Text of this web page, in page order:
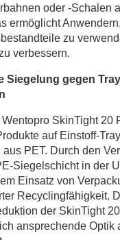
oder -Schalen
ermöglicht
zu
verbessern.
Siegelung gegen
SkinTight 20
auf Einstoff-
PET. Durch den
Siegelschicht in der
Einsatz von
Recyclingfähigkeit.
der SkinTight
ansprechende Optik